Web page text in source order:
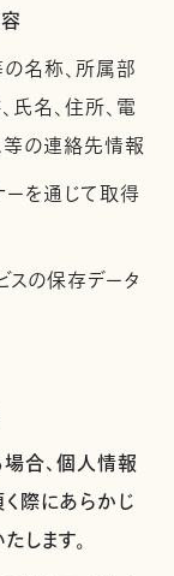
名称、所属部
氏名、住所、電
等の連絡先情報
ーを通じて取得
スの保存データ
合、個人情報
際にあらかじ
します。